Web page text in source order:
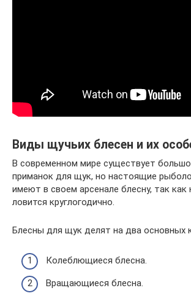
Виды щучьих блесен и их
В современном мире существует
приманок для щук, но настоящие
имеют в своем арсенале блесну, так как
ловится круглогодично.
Блесны для щук делят на два основных
Колеблющиеся блесна.
Вращающиеся блесна.